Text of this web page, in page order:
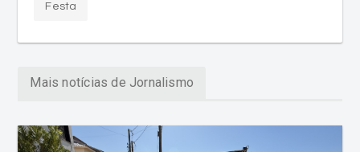
Festa
Mais notícias de Jornalismo